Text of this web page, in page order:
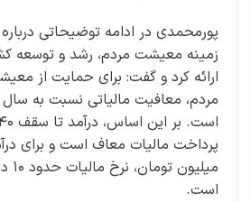
پورمحمدی در ادامه توضیحاتی
زمینه معیشت مردم، رشد و توسعه
ارائه کرد و گفت: برای حمایت از
مردم، معافیت مالیاتی نسبت به
است.